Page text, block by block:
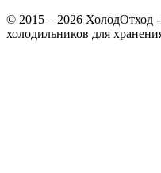
© 2015 – 2026 ХолодОтход -
холодильников для